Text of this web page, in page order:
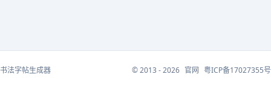
书法字帖生成器 © 2013 - 2026 官网 粤ICP备17027355号